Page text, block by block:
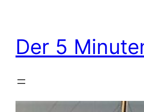
Der 5